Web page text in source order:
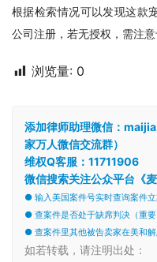
根据检索情况可以发现这款
公司注册，若无授权，需注意
浏览量: 0
添加律师助理微信：
家万人微信交流群）
维权Q客服：11711906
微信搜索关注公众平台《
● 输入美国案件号实时查询案件
● 查案件是否处于缺席判决（重要
● 查案件里其他被告卖家在美和
如若转载，请注明出处：